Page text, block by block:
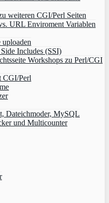
weiteren CGI/Perl Seiten
URL Enviroment Variablen
uploaden
Includes (SSI)
Workshops zu Perl/CGI
CGI/Perl
Dateichmoder, MySQL
und Multicounter